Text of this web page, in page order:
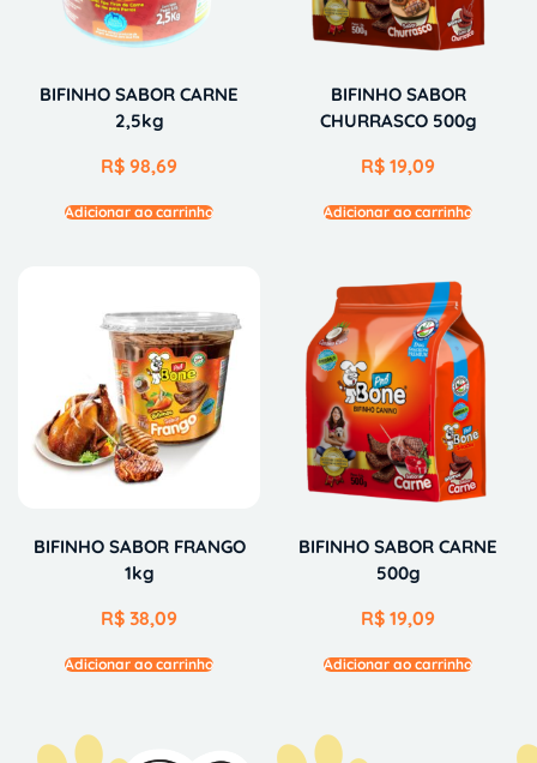
BIFINHO SABOR CARNE
2,5kg
R$ 98,69
Adicionar ao carrinho
BIFINHO SABOR
CHURRASCO 500g
R$ 19,09
Adicionar ao carrinho
BIFINHO SABOR FRANGO
1kg
R$ 38,09
Adicionar ao carrinho
BIFINHO SABOR CARNE
500g
R$ 19,09
Adicionar ao carrinho